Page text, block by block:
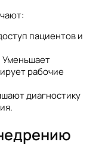
пациентов и
Уменьшает
рабочие
диагностику